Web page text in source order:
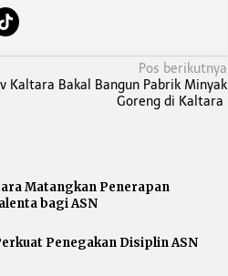
Pos berikutnya
Kaltara Bakal Bangun Pabrik Minyak
Goreng di Kaltara
Matangkan Penerapan
bagi ASN
Penegakan Disiplin ASN